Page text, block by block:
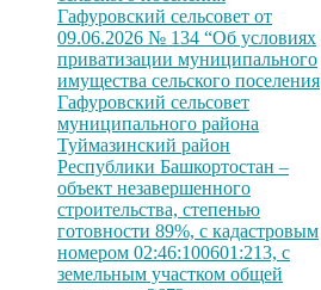
Гафуровский сельсовет от
09.06.2026 № 134 “Об условиях
приватизации муниципального
имущества сельского поселения
Гафуровский сельсовет
муниципального района
Туймазинский район
Республики Башкортостан –
объект незавершенного
строительства, степенью
готовности 89%, с кадастровым
номером 02:46:100601:213, с
земельным участком общей